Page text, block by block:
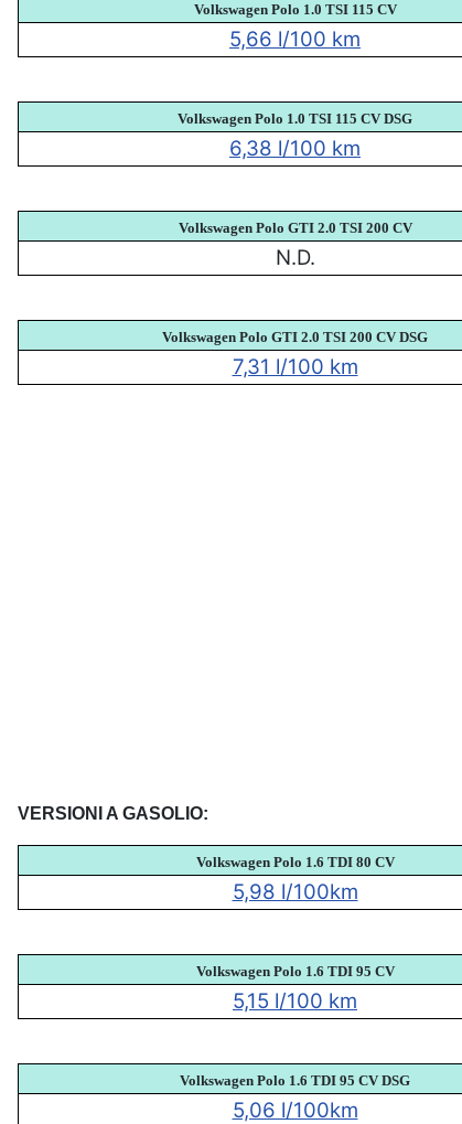
Volkswagen Polo 1.0 TSI 115 CV
5,66 l/100 km
Volkswagen Polo 1.0 TSI 115 CV DSG
6,38 l/100 km
Volkswagen Polo GTI 2.0 TSI 200 CV
N.D.
Volkswagen Polo GTI 2.0 TSI 200 CV DSG
7,31 l/100 km
VERSIONI A GASOLIO:
Volkswagen Polo 1.6 TDI 80 CV
5,98 l/100km
Volkswagen Polo 1.6 TDI 95 CV
5,15 l/100 km
Volkswagen Polo 1.6 TDI 95 CVDSG
5,06 l/100km